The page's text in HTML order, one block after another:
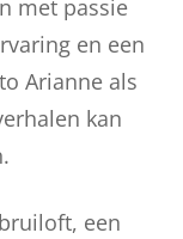
met passie
en een
Arianne als
kan
een